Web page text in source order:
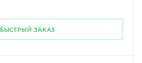
БЫСТРЫЙ ЗАКАЗ